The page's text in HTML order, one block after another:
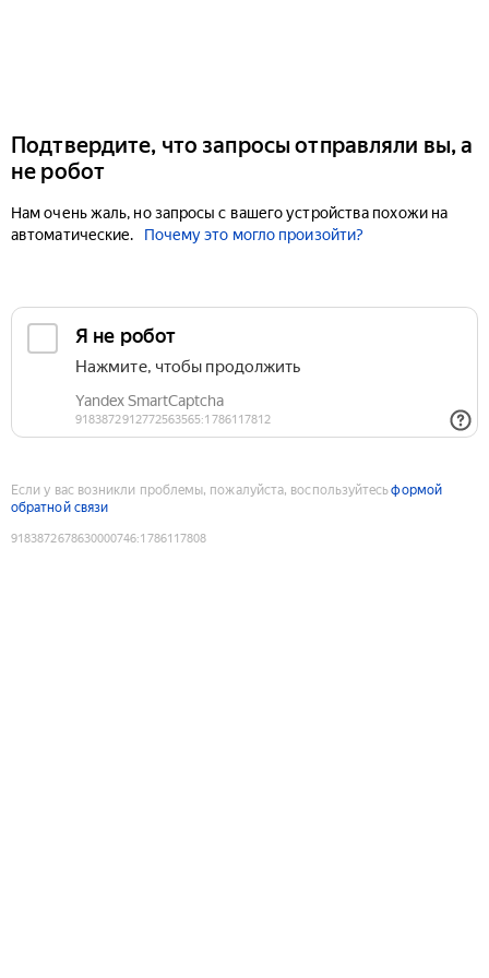
Подтвердите, что запросы отправляли вы, а
не робот
Нам очень жаль, но запросы с вашего устройства похожи на
автоматические.
Почему это могло произойти?
Если у вас возникли проблемы, пожалуйста, воспользуйтесьформой
обратной связи
9183872678630000746:1786117808